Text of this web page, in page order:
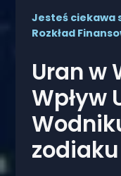
Jesteś ciekawa
Rozkład
Uran w
Wpływ
zodiaku